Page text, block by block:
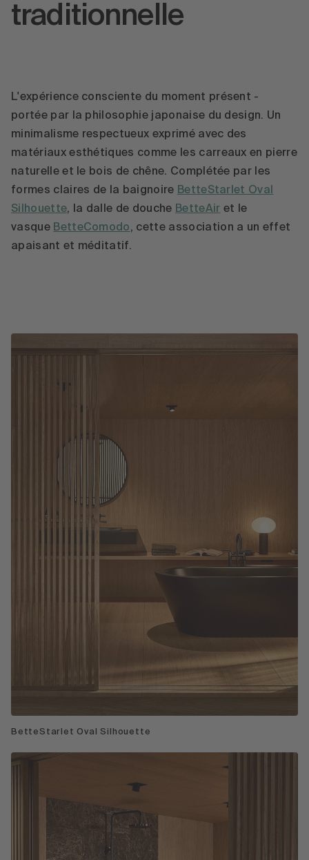
traditionnelle
L'expérience consciente du moment présent -
portée par la philosophie japonaise du design. Un
minimalisme respectueux exprimé avec des
matériaux esthétiques comme les carreaux en pierre
naturelle et le bois de chêne. Complétée par les
formes claires de la baignoire BetteStarlet Oval
Silhouette, la dalle de douche BetteAir et le
vasque BetteComodo, cette association a un effet
apaisant et méditatif.
BetteStarlet Oval Silhouette